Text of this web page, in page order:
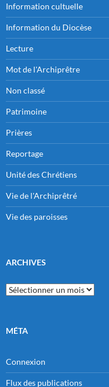
Information cultuelle
Information du Diocèse
Lecture
Mot de l'Archiprêtre
Non classé
Patrimoine
Prières
Reportage
Unité des Chrétiens
Vie de l'Archiprêtré
Vie des paroisses
ARCHIVES
Archives
MÉTA
Connexion
Flux des publications